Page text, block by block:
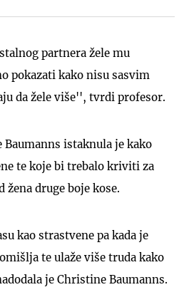
partnera žele mu
pokazati kako nisu sasvim
da žele više'', tvrdi profesor.
istaknula je kako
te koje bi trebalo kriviti za
druge boje kose.
kao strastvene pa kada je
te ulaže više truda kako
je Christine Baumanns.